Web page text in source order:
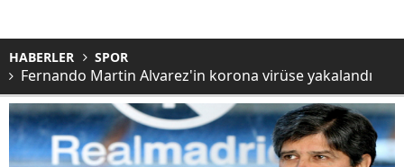
HABERLER SPOR
Fernando Martin Alvarez'in korona virüse yakalandı